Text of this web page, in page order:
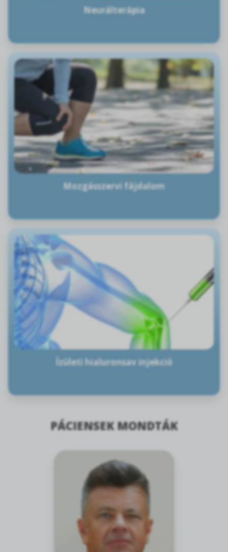
Neurálterápia
Mozgásszervi fájdalom
Ízületi hialuronsav injekció
PÁCIENSEK MONDTÁK